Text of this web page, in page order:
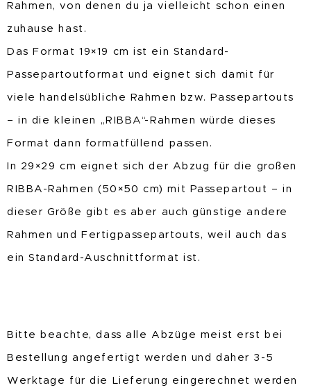
Rahmen, von denen du ja vielleicht schon einen
zuhause hast.
Das Format 19×19 cm ist ein Standard-
Passepartoutformat und eignet sich damit für
viele handelsübliche Rahmen bzw. Passepartouts
– in die kleinen „RIBBA“-Rahmen würde dieses
Format dann formatfüllend passen.
In 29×29 cm eignet sich der Abzug für die großen
RIBBA-Rahmen (50×50 cm) mit Passepartout – in
dieser Größe gibt es aber auch günstige andere
Rahmen und Fertigpassepartouts, weil auch das
ein Standard-Auschnittformat ist.
Bitte beachte, dass alle Abzüge meist erst bei
Bestellung angefertigt werden und daher 3-5
Werktage für die Lieferung eingerechnet werden